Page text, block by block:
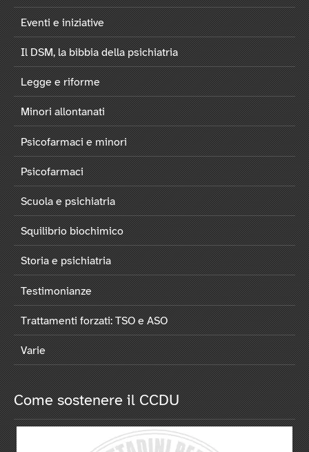
Eventi e iniziative
Il DSM, la bibbia della psichiatria
Legge e riforme
Minori allontanati
Psicofarmaci e minori
Psicofarmaci
Scuola e psichiatria
Squilibrio biochimico
Storia e psichiatria
Testimonianze
Trattamenti forzati: TSO e ASO
Varie
Come sostenere il CCDU